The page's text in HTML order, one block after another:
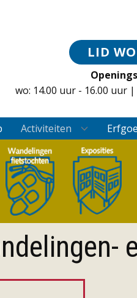
LID
wo: 14.00 uur - 16.00 uur
Activiteiten